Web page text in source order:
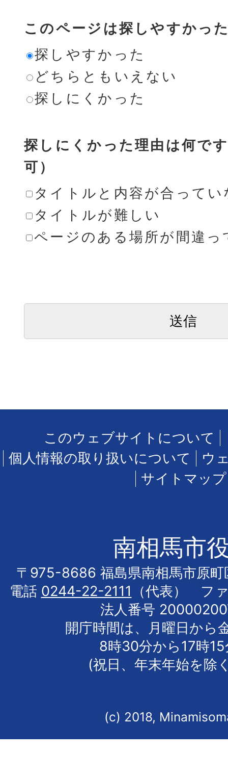
このページは探しやすかっ
探しやすかった
どちらともいえない
探しにくかった
探しにくかった理由は何で
可）
タイトルと内容が合ってい
タイトルが難しい
ページのある場所が間違っ
このウェブサイトについて
個人情報の取り扱いについて
ウ
サイトマップ
南相馬市
〒975-8686 福島県南相馬市原町
電話 0244-22-2111
（代表） フ
法人番号
開庁時間は、月曜日から
8時30分から17時
(祝日、年末年始を除
(c) 2018,